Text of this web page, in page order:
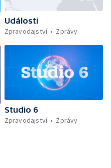
Události
Zpravodajství
Zprávy
Studio 6
Zpravodajství
Zprávy